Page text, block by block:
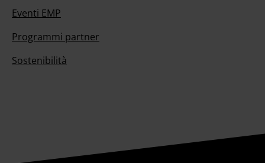
Eventi EMP
Programmi partner
Sostenibilità